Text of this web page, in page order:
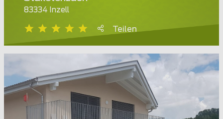
83334 Inzell
Teilen